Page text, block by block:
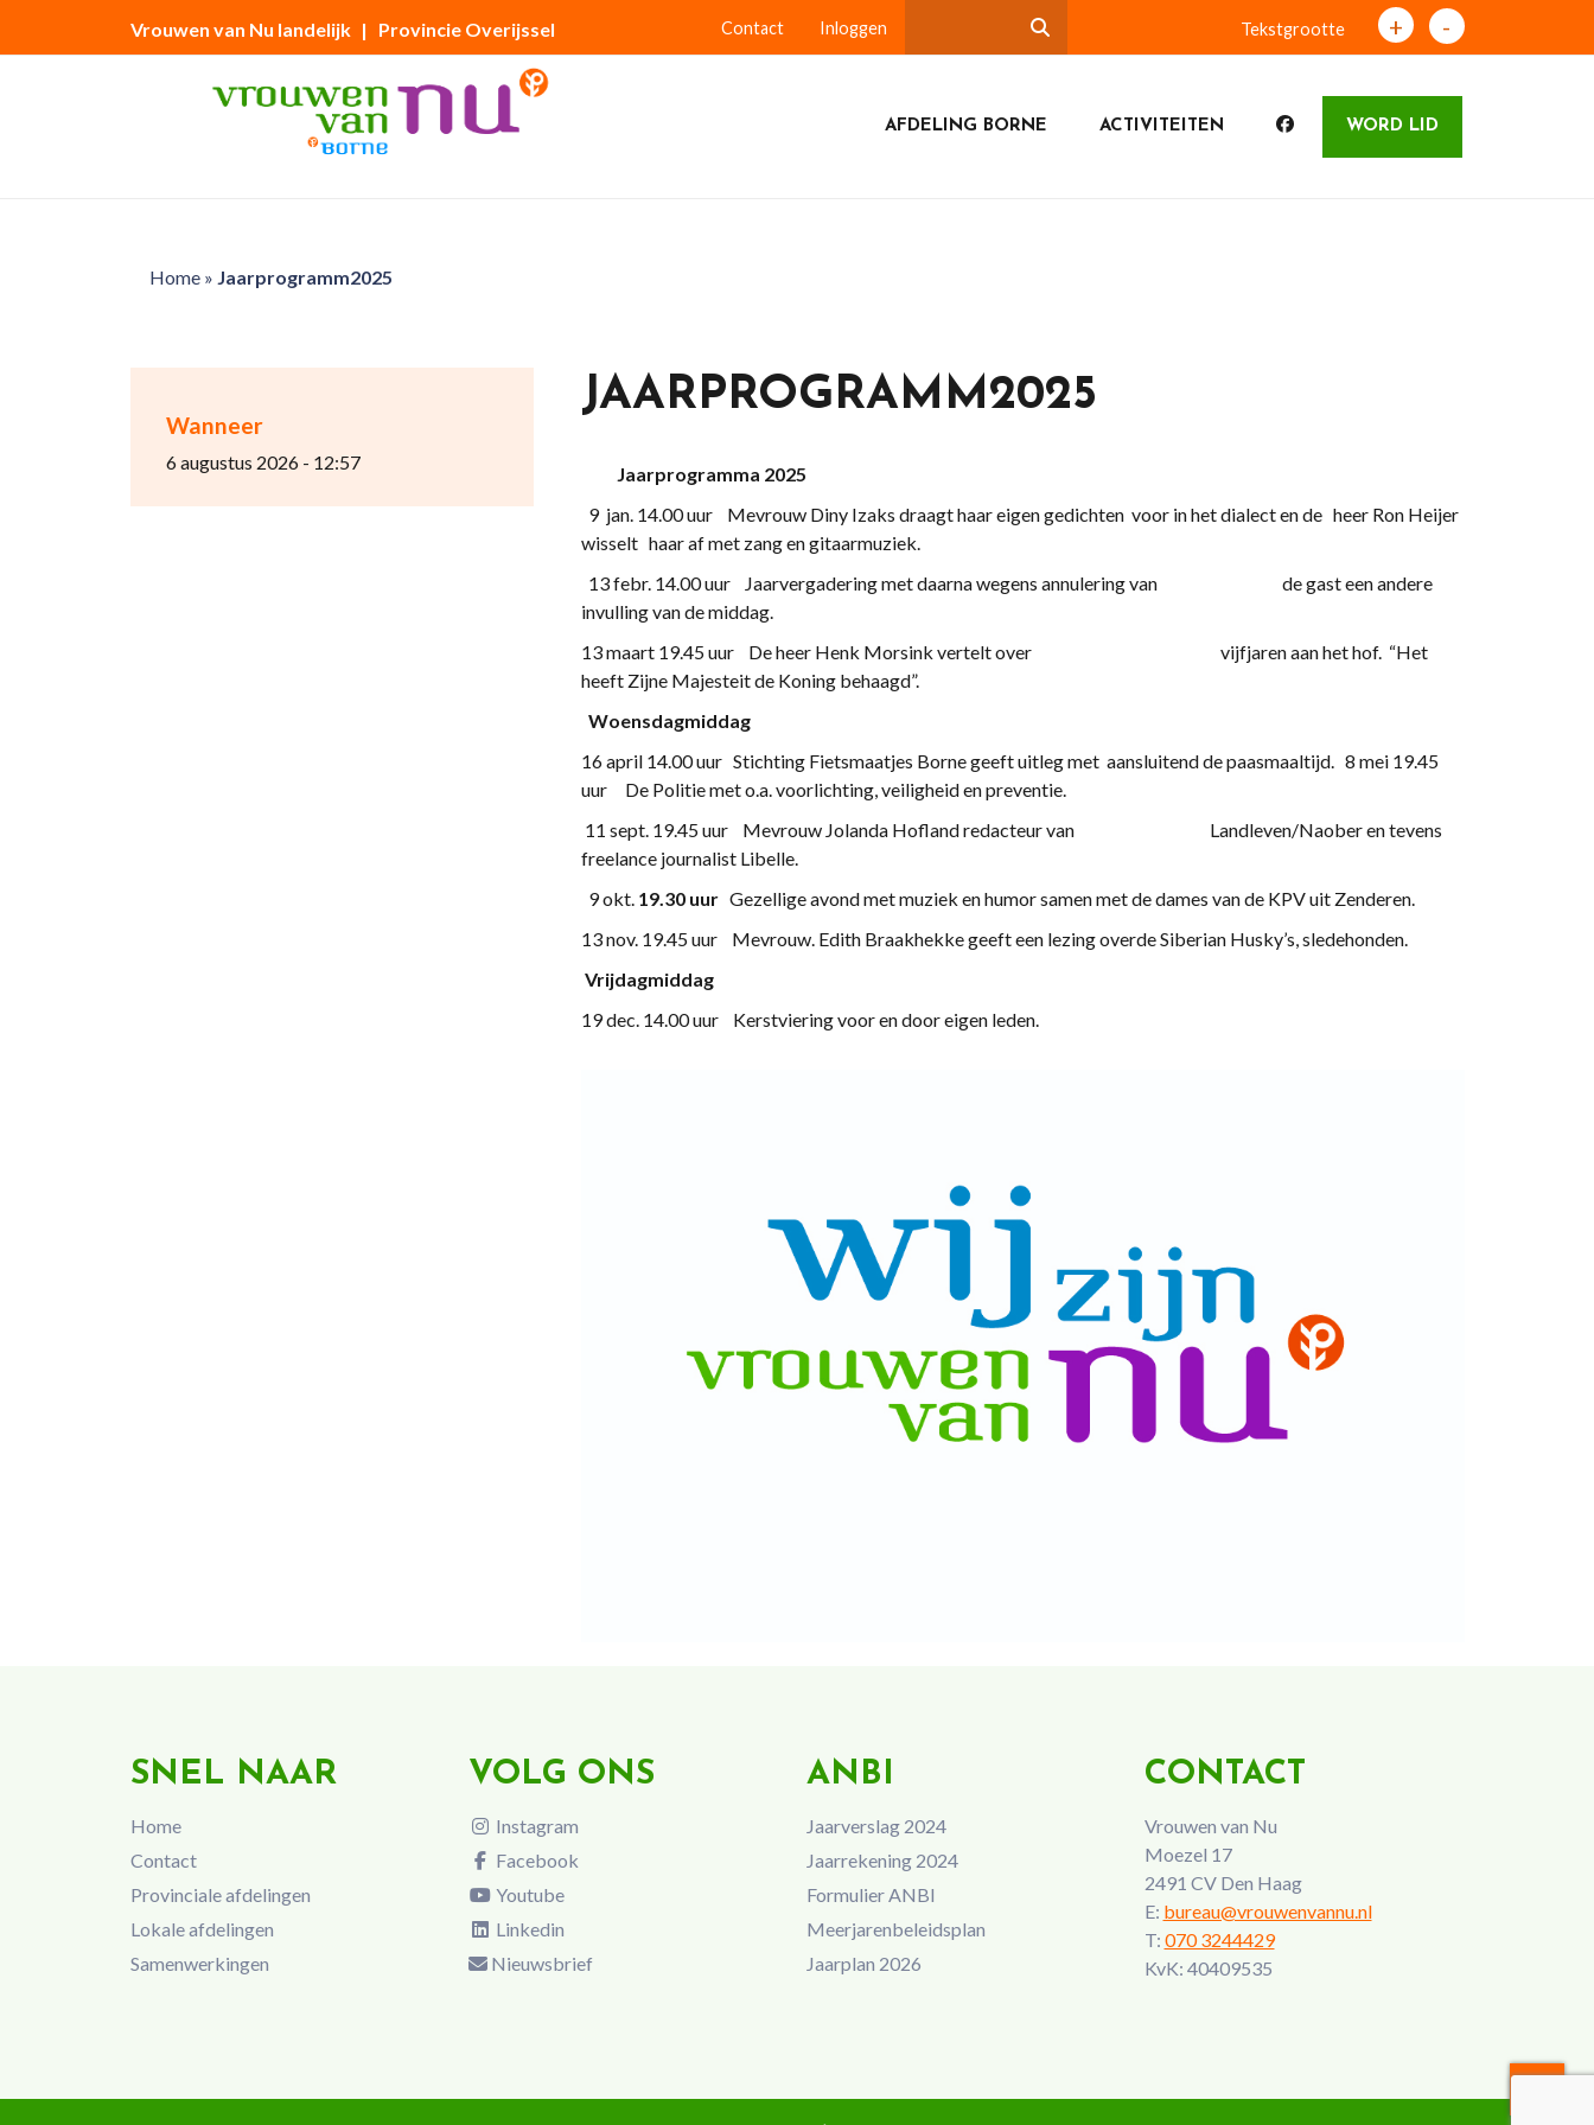
Vrouwen van Nu landelijk | Provincie Overijssel Contact Inloggen Tekstgrootte + -
AFDELING BORNE ACTIVITEITEN WORD LID
Home» Jaarprogramm2025
Wanneer
6 augustus 2026 - 12:57
JAARPROGRAMM2025
Jaarprogramma 2025
9 jan. 14.00 uur Mevrouw Diny Izaks draagt haar eigen gedichten voor in het dialect en de heer Ron Heijer
wisselt haar af met zang en gitaarmuziek.
13 febr. 14.00 uur Jaarvergadering met daarna wegens annulering van de gast een andere
invulling van de middag.
13 maart 19.45 uur De heer Henk Morsink vertelt over vijfjaren aan het hof. “Het
heeft Zijne Majesteit de Koning behaagd”.
Woensdagmiddag
16 april 14.00 uur Stichting Fietsmaatjes Borne geeft uitleg met aansluitend de paasmaaltijd. 8 mei 19.45
uur De Politie met o.a. voorlichting, veiligheid en preventie.
11 sept. 19.45 uur Mevrouw Jolanda Hofland redacteur van Landleven/Naober en tevens
freelance journalist Libelle.
9 okt. 19.30 uurGezellige avond met muziek en humor samen met de dames van de KPV uit Zenderen.
13 nov. 19.45 uur Mevrouw. Edith Braakhekke geeft een lezing overde Siberian Husky’s, sledehonden.
Vrijdagmiddag
19 dec. 14.00 uur Kerstviering voor en door eigen leden.
SNEL NAAR
Home
Contact
Provinciale afdelingen
Lokale afdelingen
Samenwerkingen
VOLG ONS
Instagram
Facebook
Youtube
Linkedin
Nieuwsbrief
ANBI
Jaarverslag 2024
Jaarrekening 2024
Formulier ANBI
Meerjarenbeleidsplan
Jaarplan 2026
CONTACT
Vrouwen van Nu
Moezel 17
2491 CV Den Haag
E: bureau@vrouwenvannu.nl
T: 070 3244429
KvK: 40409535